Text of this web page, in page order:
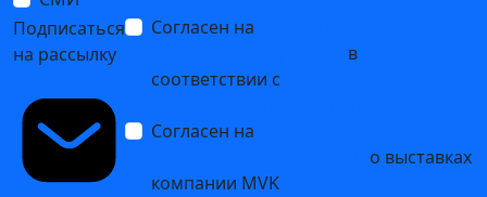
Подписаться
на рассылку
Согласен на
в
соответствии с
Согласен на
о выставках
компании MVK